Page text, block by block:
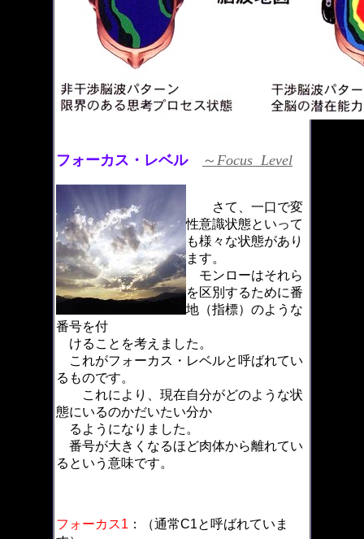
フォーカス・レベル ～ Focus Level
さて、一口で変
性意識状態といって
も様々な状態があり
ます。
モンローはそれら
を区別するために番
地（指標）のような
番号を付
けることを考えました。
これがフォーカス・レベルと呼ばれてい
るものです。
これにより、現在自分がどのような状
態にいるのかだいたい分か
るようになりました。
番号が大きくなるほど肉体から離れてい
るという意味です。
フォーカス1 ：（通常C1と呼ばれていま